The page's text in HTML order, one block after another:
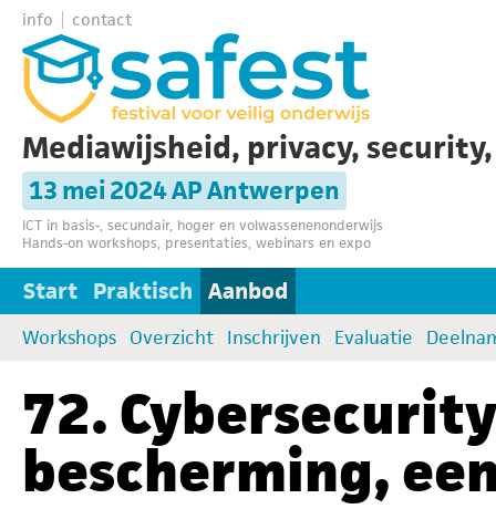
info contact
Mediawijsheid, privacy,
13 mei 2024 AP Antwerpen
ICT in basis-, secundair, hoger en volwassenenonderwijs
Hands-on workshops, presentaties, webinars en expo
Start Praktisch Aanbod
Workshops Overzicht Inschrijven Evaluatie
72.
bescherming,